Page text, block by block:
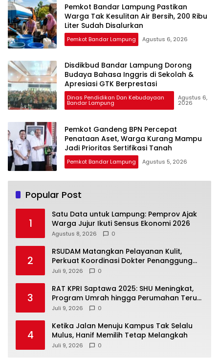
Pemkot Bandar Lampung Pastikan
Warga Tak Kesulitan Air Bersih, 200 Ribu
Liter Sudah Disalurkan
Pemkot Bandar Lampung Agustus 6, 2026
Disdikbud Bandar Lampung Dorong
Budaya Bahasa Inggris di Sekolah &
Apresiasi GTK Berprestasi
Dinas Pendidikan Dan Kebudayaan
Bandar Lampung
Agustus 6,
2026
Pemkot Gandeng BPN Percepat
Penataan Aset, Warga Kurang Mampu
Jadi Prioritas Sertifikasi Tanah
Pemkot Bandar Lampung Agustus 5, 2026
Popular Post
1
Satu Data untuk Lampung: Pemprov Ajak
Warga Jujur Ikuti Sensus Ekonomi 2026
Agustus 8, 2026 0
2
RSUDAM Matangkan Pelayanan Kulit,
Perkuat Koordinasi Dokter Penanggung
Jawab Pasien
Juli 9, 2026 0
3
RAT KPRI Saptawa 2025: SHU Meningkat,
Program Umrah hingga Perumahan Terus
Dikembangkan
Juli 9, 2026 0
4
Ketika Jalan Menuju Kampus Tak Selalu
Mulus, Hanif Memilih Tetap Melangkah
Juli 9, 2026 0